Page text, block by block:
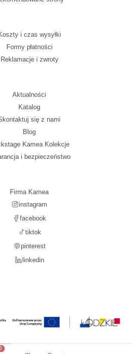
i czas wysyłki
Formy płatności
Reklamacje i zwroty
Aktualności
Katalog
się z nami
Blog
Kamea Kolekcje
i bezpieczeństwo
Firma Kamea
instagram
facebook
tiktok
pinterest
linkedin